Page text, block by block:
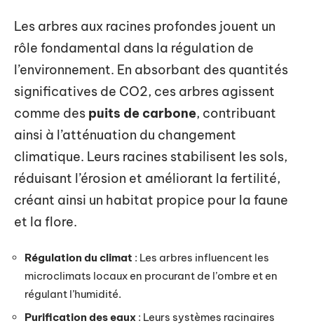
Les arbres aux racines profondes jouent un
rôle fondamental dans la régulation de
l’environnement. En absorbant des quantités
significatives de CO2, ces arbres agissent
comme des puits de carbone, contribuant
ainsi à l’atténuation du changement
climatique. Leurs racines stabilisent les sols,
réduisant l’érosion et améliorant la fertilité,
créant ainsi un habitat propice pour la faune
et la flore.
Régulation du climat : Les arbres influencent les
microclimats locaux en procurant de l’ombre et en
régulant l’humidité.
Purification des eaux : Leurs systèmes racinaires